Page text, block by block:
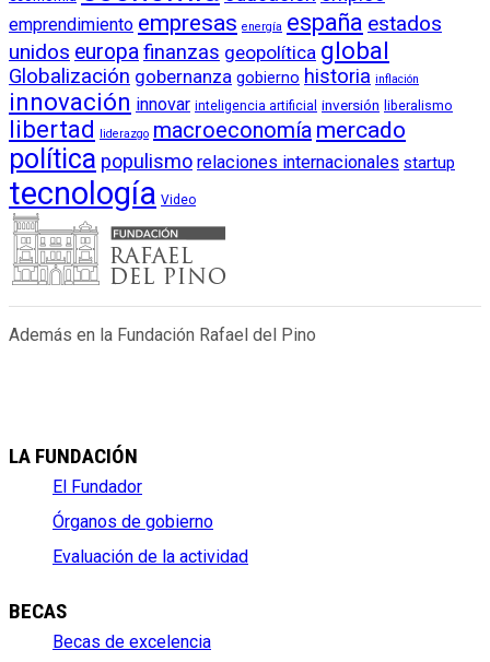
emprendimiento empresas energía españa estados
unidos europafinanzas geopolítica global
Globalización gobernanza gobierno historia inflación
innovación innovar inteligencia artificial inversión liberalismo
libertad liderazgo macroeconomía mercado
política populismo relaciones internacionales startup
tecnología Video
Además en la Fundación Rafael del Pino
LA FUNDACIÓN
El Fundador
Órganos de gobierno
Evaluación de la actividad
BECAS
Becas de excelencia